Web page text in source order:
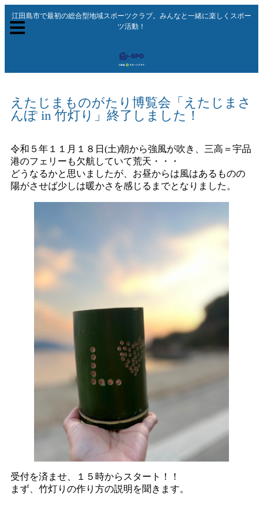
江田島市で最初の総合型地域スポーツクラブ。みんなと一緒に楽しくスポー
ツ活動！
えたじまものがたり博覧会「えたじまさ
んぽ in 竹灯り」終了しました！
令和５年１１月１８日(土)朝から強風が吹き、三高＝宇品
港のフェリーも欠航していて荒天・・・
どうなるかと思いましたが、お昼からは風はあるものの
陽がさせば少しは暖かさを感じるまでとなりました。
受付を済ませ、１５時からスタート！！
まず、竹灯りの作り方の説明を聞きます。